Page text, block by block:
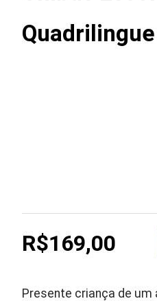
Quadrilingue
R$169,00
Presente criança de um